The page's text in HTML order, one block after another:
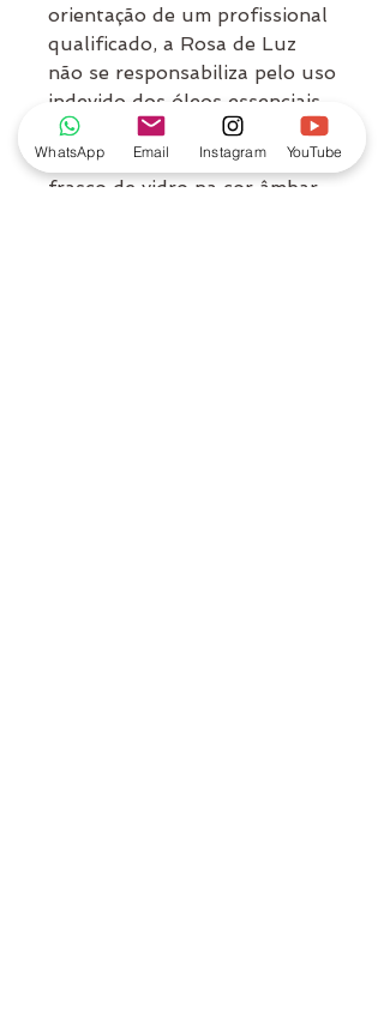
orientação de um profissional
qualificado, a Rosa de Luz
não se responsabiliza pelo uso
indevido dos óleos essenciais.
Especificações
frasco de vidro na cor âmbar.
WhatsApp Email Instagram YouTube